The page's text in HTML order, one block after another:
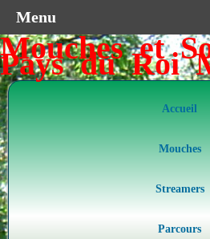
Mouches et
Pays du Roi
Accueil
Mouches
Streamers
Parcours
Menu